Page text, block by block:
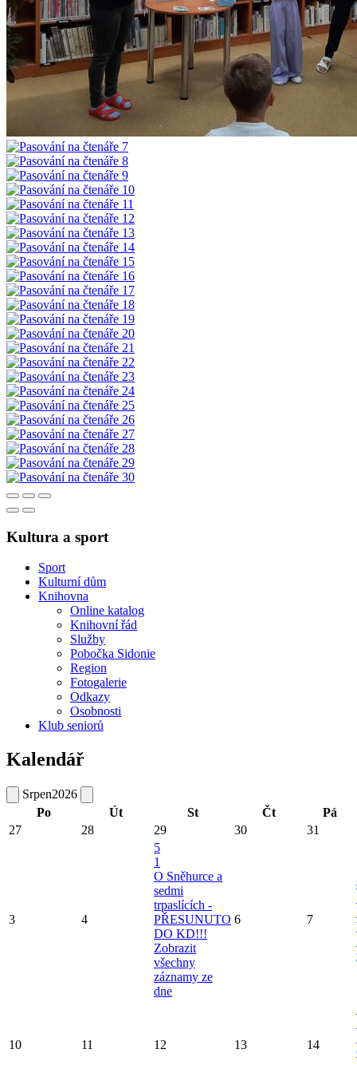
Kultura a sport
Sport
Kulturní dům
Knihovna
Online katalog
Knihovní řád
Služby
Pobočka Sidonie
Region
Fotogalerie
Odkazy
Osobnosti
Klub seniorů
Kalendář
Srpen2026
Po
Út St Čt
Pá
27
28 29 30 31
3 4
5
1
O Sněhurce a
sedmi
trpaslících -
PŘESUNUTO
DO KD!!!
Zobrazit
všechny
záznamy ze
dne
6 7
10 11 12 13 14